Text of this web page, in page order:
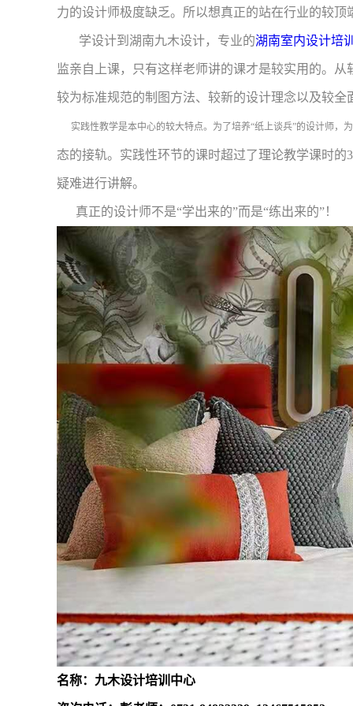
力的设计师极度缺乏。所以想真正的站在行业的较顶
学设计到湖南九木设计，专业的湖南室内设计培
监亲自上课， 只有这样老师讲的课才是较实用的。 从
较为标准规范的制图方法、较新的设计理念以及较全
实践性教学是本中心的较大特点。为了培养“纸上谈兵”的设计师，
态的接轨。实践性环节的课时超过了理论教学课时
疑难进行讲解。
真正的设计师不是“学出来的”而是“练出来的”！
名称：九木设计培训中心